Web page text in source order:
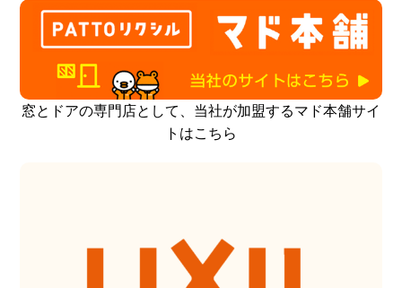
窓とドアの専門店として、当社が加盟するマド本舗サイ
トはこちら